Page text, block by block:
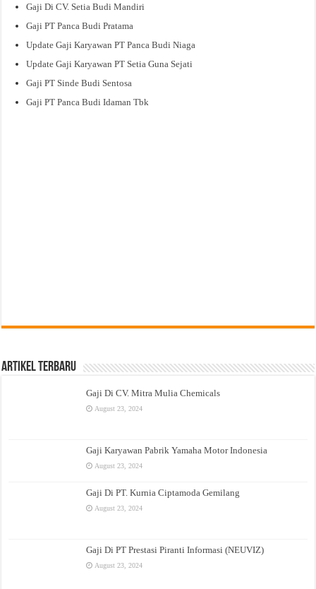
Gaji Di CV. Setia Budi Mandiri
Gaji PT Panca Budi Pratama
Update Gaji Karyawan PT Panca Budi Niaga
Update Gaji Karyawan PT Setia Guna Sejati
Gaji PT Sinde Budi Sentosa
Gaji PT Panca Budi Idaman Tbk
Artikel Terbaru
Gaji Di CV. Mitra Mulia Chemicals
August 23, 2024
Gaji Karyawan Pabrik Yamaha Motor Indonesia
August 23, 2024
Gaji Di PT. Kurnia Ciptamoda Gemilang
August 23, 2024
Gaji Di PT Prestasi Piranti Informasi (NEUVIZ)
August 23, 2024